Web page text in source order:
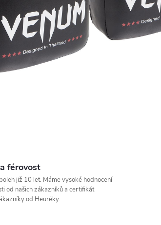
férovost
již 10 let. Máme vysoké hodnocení
od našich zákazníků a certifikát
od Heuréky.